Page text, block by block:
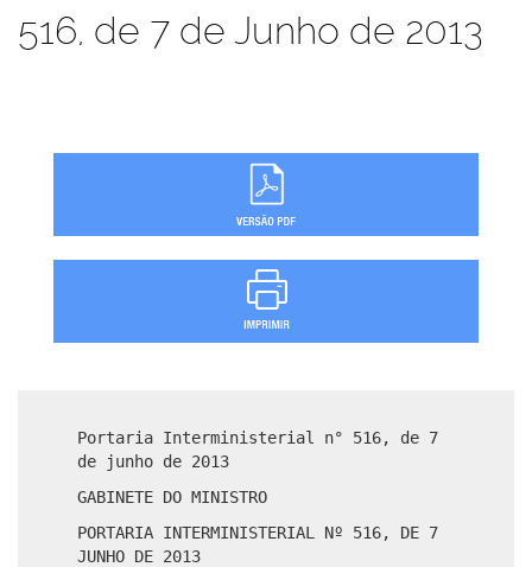
516, de 7 de Junho de 2013
Portaria Interministerial n° 516, de 7
de junho de 2013
GABINETE DO MINISTRO
PORTARIA INTERMINISTERIAL Nº 516, DE 7
JUNHO DE 2013